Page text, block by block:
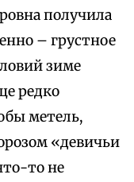
получила
– грустное
зиме
редко
метель,
«девичьи
то не